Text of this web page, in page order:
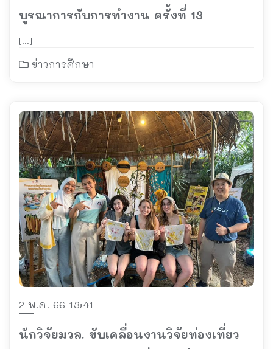
บูรณาการกับการทำงาน ครั้งที่ 13
[…]
ข่าวการศึกษา
2 พ.ค. 66 13:41
นักวิจัยมวล. ขับเคลื่อนงานวิจัยท่องเที่ยว